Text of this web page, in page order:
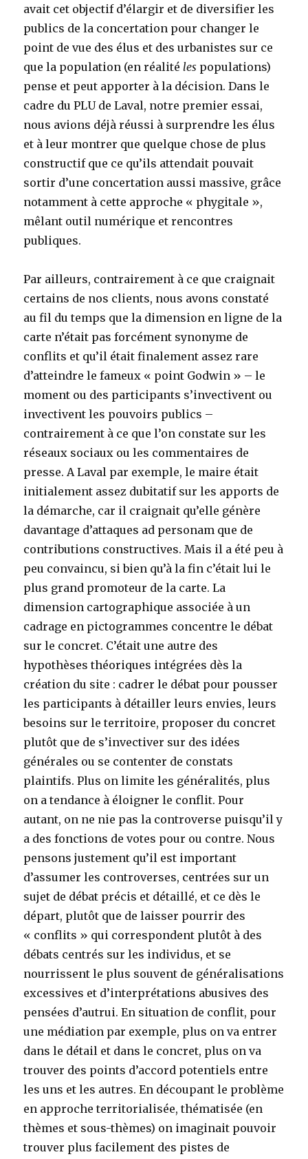
avait cet objectif d’élargir et de diversifier les
publics de la concertation pour changer le
point de vue des élus et des urbanistes sur ce
que la population (en réalitéles populations)
pense et peut apporter à la décision. Dans le
cadre du PLU de Laval, notre premier essai,
nous avions déjà réussi à surprendre les élus
et à leur montrer que quelque chose de plus
constructif que ce qu’ils attendait pouvait
sortir d’une concertation aussi massive, grâce
notamment à cette approche « phygitale »,
mêlant outil numérique et rencontres
publiques.
Par ailleurs, contrairement à ce que craignait
certains de nos clients, nous avons constaté
au fil du temps que la dimension en ligne de la
carte n’était pas forcément synonyme de
conflits et qu’il était finalement assez rare
d’atteindre le fameux « point Godwin » – le
moment ou des participants s’invectivent ou
invectivent les pouvoirs publics –
contrairement à ce que l’on constate sur les
réseaux sociaux ou les commentaires de
presse. A Laval par exemple, le maire était
initialement assez dubitatif sur les apports de
la démarche, car il craignait qu’elle génère
davantage d’attaques ad personam que de
contributions constructives. Mais il a été peu à
peu convaincu, si bien qu’à la fin c’était lui le
plus grand promoteur de la carte. La
dimension cartographique associée à un
cadrage en pictogrammes concentre le débat
sur le concret. C’était une autre des
hypothèses théoriques intégrées dès la
création du site : cadrer le débat pour pousser
les participants à détailler leurs envies, leurs
besoins sur le territoire, proposer du concret
plutôt que de s’invectiver sur des idées
générales ou se contenter de constats
plaintifs. Plus on limite les généralités, plus
on a tendance à éloigner le conflit. Pour
autant, on ne nie pas la controverse puisqu’il y
a des fonctions de votes pour ou contre. Nous
pensons justement qu’il est important
d’assumer les controverses, centrées sur un
sujet de débat précis et détaillé, et ce dès le
départ, plutôt que de laisser pourrir des
« conflits » qui correspondent plutôt à des
débats centrés sur les individus, et se
nourrissent le plus souvent de généralisations
excessives et d’interprétations abusives des
pensées d’autrui. En situation de conflit, pour
une médiation par exemple, plus on va entrer
dans le détail et dans le concret, plus on va
trouver des points d’accord potentiels entre
les uns et les autres. En découpant le problème
en approche territorialisée, thématisée (en
thèmes et sous-thèmes) on imaginait pouvoir
trouver plus facilement des pistes de